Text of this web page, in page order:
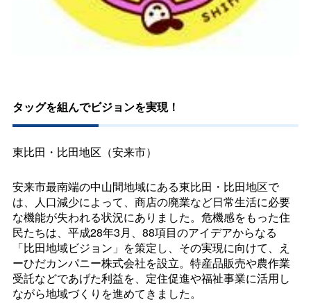
タッグを組んでビジョンを実現！
東比田・比田地区（安来市）
安来市最南端の中山間地域にある東比田・比田地区で
は、人口減少によって、商店の廃業など日常生活に必要
な機能が失われる状況にありました。危機感をもった住
民たちは、平成28年3月、88項目のアイデアからなる
「比田地域ビジョン」を策定し、その実現に向けて、え
ーひだカンパニー株式会社を設立。特産品販売や農作業
受託などであげた利益を、定住促進や福祉事業に活用し
ながら地域づくりを進めてきました。